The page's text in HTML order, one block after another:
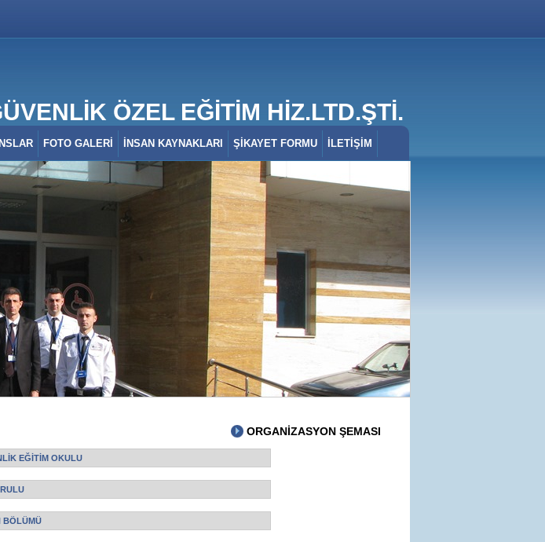
ÖZEL EĞİTİM HİZ.LTD.ŞTİ.
FOTO GALERİ İNSAN KAYNAKLARI ŞİKAYET FORMU İLETİŞİM
ORGANİZASYON ŞEMASI
EĞİTİM OKULU
BÖLÜMÜ